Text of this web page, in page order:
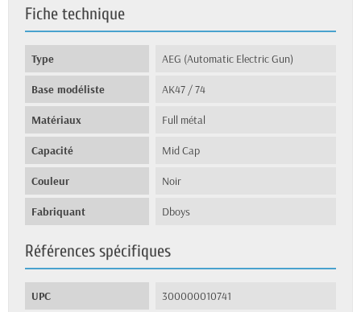
Fiche technique
Type AEG (Automatic Electric Gun)
Base modéliste AK47 / 74
Matériaux Full métal
Capacité Mid Cap
Couleur Noir
Fabriquant Dboys
Références spécifiques
UPC 300000010741